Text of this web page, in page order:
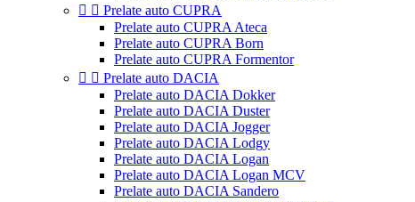
  Prelate auto CUPRA
Prelate auto CUPRA Ateca
Prelate auto CUPRA Born
Prelate auto CUPRA Formentor
  Prelate auto DACIA
Prelate auto DACIA Dokker
Prelate auto DACIA Duster
Prelate auto DACIA Jogger
Prelate auto DACIA Lodgy
Prelate auto DACIA Logan
Prelate auto DACIA Logan MCV
Prelate auto DACIA Sandero